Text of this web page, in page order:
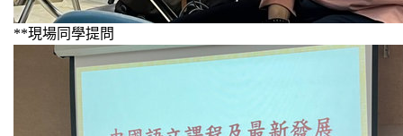
**現場同學提問